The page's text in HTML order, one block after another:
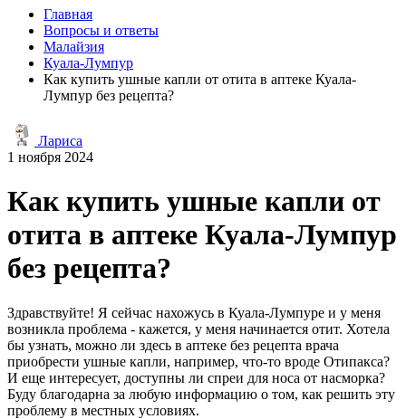
Главная
Вопросы и ответы
Малайзия
Куала-Лумпур
Как купить ушные капли от отита в аптеке Куала-
Лумпур без рецепта?
Лариса
1 ноября 2024
Как купить ушные капли от
отита в аптеке Куала-Лумпур
без рецепта?
Здравствуйте! Я сейчас нахожусь в Куала-Лумпуре и у меня
возникла проблема - кажется, у меня начинается отит. Хотела
бы узнать, можно ли здесь в аптеке без рецепта врача
приобрести ушные капли, например, что-то вроде Отипакса?
И еще интересует, доступны ли спреи для носа от насморка?
Буду благодарна за любую информацию о том, как решить эту
проблему в местных условиях.